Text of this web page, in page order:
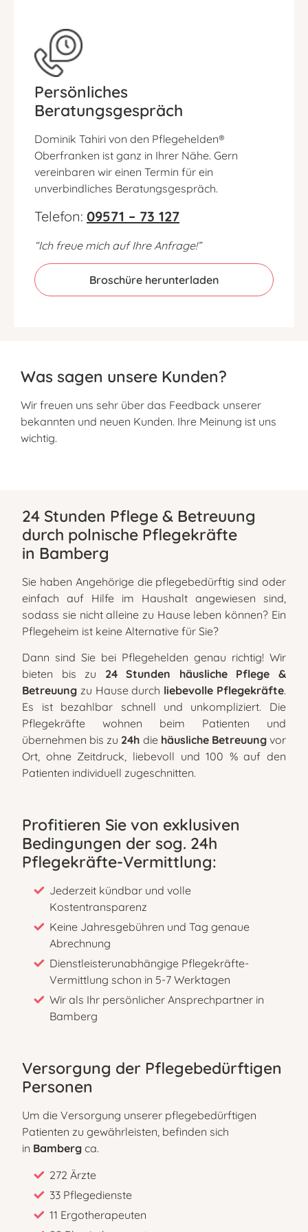
Persönliches
Beratungsgespräch
Dominik Tahiri von den Pflegehelden®
Oberfranken ist ganz in Ihrer Nähe. Gern
vereinbaren wir einen Termin für ein
unverbindliches Beratungsgespräch.
Telefon: 09571 – 73 127
“Ich freue mich auf Ihre Anfrage!”
Broschüre herunterladen
Was sagen unsere Kunden?
Wir freuen uns sehr über das Feedback unserer
bekannten und neuen Kunden. Ihre Meinung ist uns
wichtig.
24 Stunden Pflege & Betreuung
durch polnische Pflegekräfte
in Bamberg
Sie haben Angehörige die pflegebedürftig sind oder
einfach auf Hilfe im Haushalt angewiesen sind,
sodass sie nicht alleine zu Hause leben können? Ein
Pflegeheim ist keine Alternative für Sie?
Dann sind Sie bei Pflegehelden genau richtig! Wir
bieten bis zu 24 Stunden häusliche Pflege &
Betreuung zu Hause durch liebevolle Pflegekräfte.
Es ist bezahlbar schnell und unkompliziert. Die
Pflegekräfte wohnen beim Patienten und
übernehmen bis zu 24h diehäusliche Betreuungvor
Ort, ohne Zeitdruck, liebevoll und 100 % auf den
Patienten individuell zugeschnitten.
Profitieren Sie von exklusiven
Bedingungen der sog. 24h
Pflegekräfte-Vermittlung:
Jederzeit kündbar und volle
Kostentransparenz
Keine Jahresgebühren und Tag genaue
Abrechnung
Dienstleisterunabhängige Pflegekräfte-
Vermittlung schon in 5-7 Werktagen
Wir als Ihr persönlicher Ansprechpartner in
Bamberg
Versorgung der Pflegebedürftigen
Personen
Um die Versorgung unserer pflegebedürftigen
Patienten zu gewährleisten, befinden sich
in Bamberg ca.
272 Ärzte
33 Pflegedienste
11 Ergotherapeuten